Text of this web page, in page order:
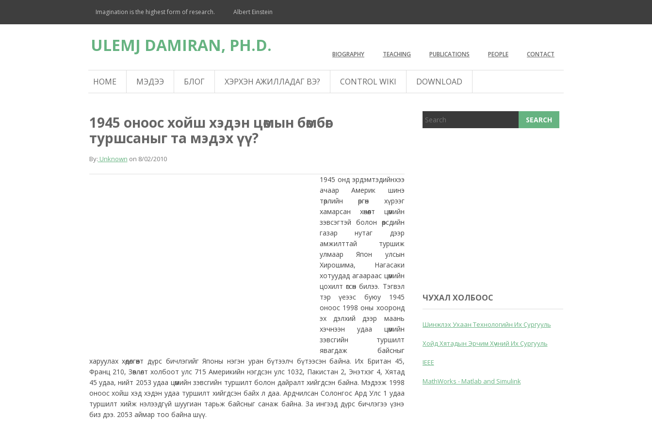
Imagination is the highest form of research. Albert Einstein
ULEMJ DAMIRAN, PH.D. BIOGRAPHY TEACHING PUBLICATIONS PEOPLE CONTACT
HOME МЭДЭЭ БЛОГ ХЭРХЭН АЖИЛЛАДАГ ВЭ? CONTROL WIKI DOWNLOAD
1945 оноос хойш хэдэн цөмын бөмбөг
туршсаныг та мэдэх үү?
By: Unknown on 8/02/2010
1945 онд эрдэмтэдийнхээ
ачаар Америк шинэ
төрлийн өргөн хүрээг
хамарсан хөнөөлт цөмийн
зэвсэгтэй болон өөрсдийн
газар нутаг дээр
амжилттай туршиж
улмаар Япон улсын
Хирошима, Нагасаки
хотуудад агаараас цөмийн
цохилт өгсөн билээ. Тэгвэл
тэр үеээс буюу 1945
оноос 1998 оны хооронд
эх дэлхий дээр маань
хэчнээн удаа цөмийн
зэвсгийн туршилт
явагдаж байсныг
харуулах хөдөлгөөнт дүрс бичлэгийг Японы нэгэн уран бүтээлч бүтээсэн байна. Их Британ 45,
Франц 210, Зөвлөлт холбоот улс 715 Америкийн нэгдсэн улс 1032, Пакистан 2, Энэтхэг 4, Хятад
45 удаа, нийт 2053 удаа цөмийн зэвсгийн туршилт болон дайралт хийгдсэн байна. Мэдээж 1998
оноос хойш хэд хэдэн удаа туршилт хийгдсэн байх л даа. Ардчилсан Солонгос Ард Улс 1 удаа
туршилт хийж нэлээдгүй шуугиан тарьж байсныг санаж байна. За ингээд дүрс бичлэгээ үзнэ
биз дээ. 2053 аймар тоо байна шүү.
ЧУХАЛ ХОЛБООС
Шинжлэх Ухаан Технологийн Их Сургууль
Хойд Хятадын Эрчим Хүчний Их Сургууль
IEEE
MathWorks - Matlab and Simulink